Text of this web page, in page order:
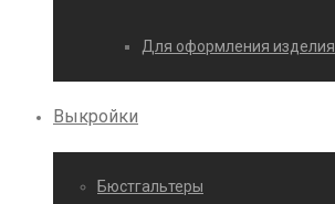
Для оформления изделия
Выкройки
Бюстгальтеры